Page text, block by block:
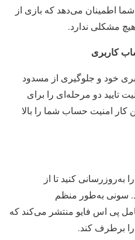
اطمینان می‌دهد که بازی از
مشکلی ندارد.
کاربری
خود و جلوگیری از مسدود
تایید دو مرحله‌ای را برای
امنیت حساب شما را بالا
کنید تا از
سونی به‌طور منظم
پی اس فایو منتشر می‌کند که
برطرف کند.